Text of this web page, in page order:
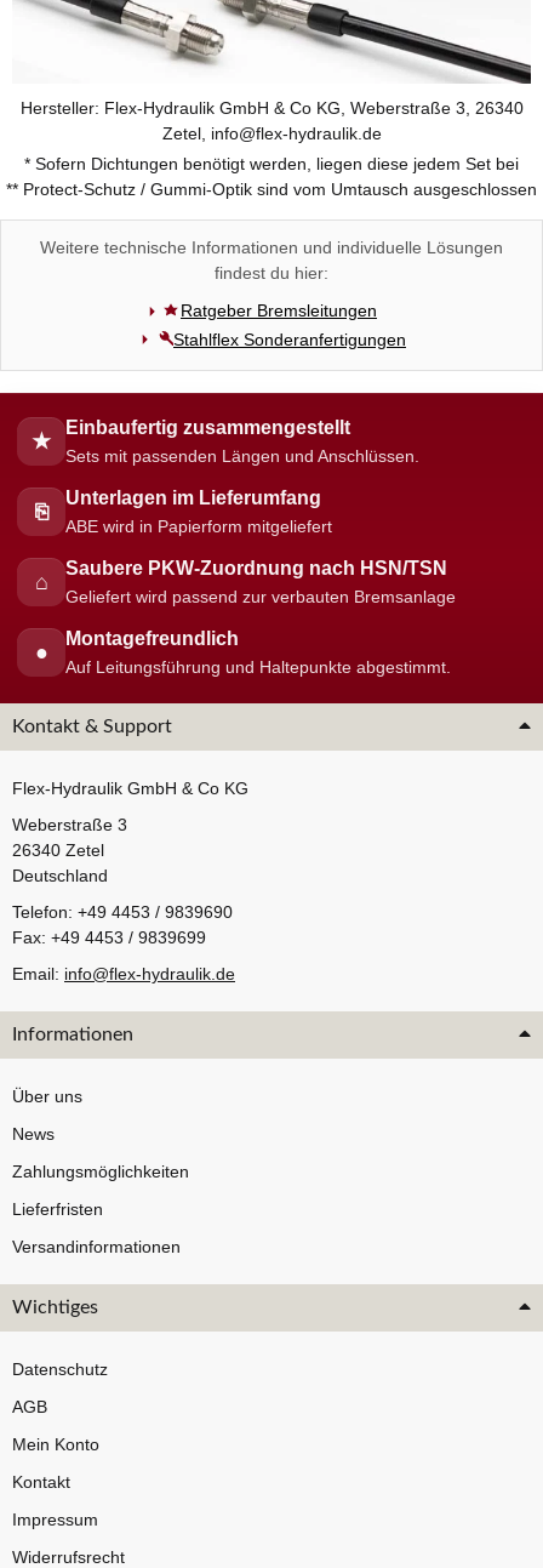
Hersteller: Flex-Hydraulik GmbH & Co KG, Weberstraße 3, 26340
Zetel, info@flex-hydraulik.de
* Sofern Dichtungen benötigt werden, liegen diese jedem Set bei
** Protect-Schutz / Gummi-Optik sind vom Umtausch ausgeschlossen
Weitere technische Informationen und individuelle Lösungen
findest du hier:
Ratgeber Bremsleitungen
Stahlflex Sonderanfertigungen
★
Einbaufertig zusammengestellt
Sets mit passenden Längen und Anschlüssen.
⎘
Unterlagen im Lieferumfang
ABE wird in Papierform mitgeliefert
⌂
Saubere PKW-Zuordnung nach HSN/TSN
Geliefert wird passend zur verbauten Bremsanlage
●
Montagefreundlich
Auf Leitungsführung und Haltepunkte abgestimmt.
Kontakt & Support
Flex-Hydraulik GmbH & Co KG
Weberstraße 3
26340 Zetel
Deutschland
Telefon: +49 4453 / 9839690
Fax: +49 4453 / 9839699
Email: info@flex-hydraulik.de
Informationen
Über uns
News
Zahlungsmöglichkeiten
Lieferfristen
Versandinformationen
Wichtiges
Datenschutz
AGB
Mein Konto
Kontakt
Impressum
Widerrufsrecht